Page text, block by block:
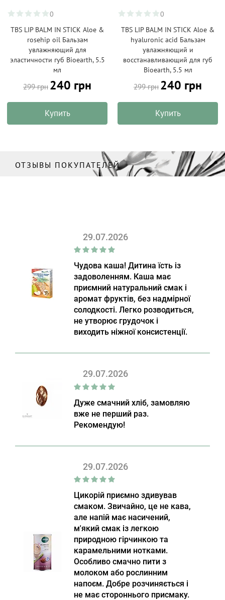
0
TBS LIP BALM IN STICK Aloe &
rosehip oil Бальзам
увлажняющий для
эластичности губ Bioearth, 5.5
мл
299 грн 240 грн
Купить
0
TBS LIP BALM IN STICK Aloe &
hyaluronic acid Бальзам
увлажняющий и
восстанавливающий для губ
Bioearth, 5.5 мл
299 грн 240 грн
Купить
ОТЗЫВЫ ПОКУПАТЕЛЕЙ
29.07.2026
Чудова каша! Дитина їсть із
задоволенням. Каша має
приємний натуральний смак і
аромат фруктів, без надмірної
солодкості. Легко розводиться,
не утворює грудочок і
виходить ніжної консистенції.
29.07.2026
Дуже смачний хліб, замовляю
вже не перший раз.
Рекомендую!
29.07.2026
Цикорій приємно здивував
смаком. Звичайно, це не кава,
але напій має насичений,
м'який смак із легкою
природною гірчинкою та
карамельними нотками.
Особливо смачно пити з
молоком або рослинним
напоєм. Добре розчиняється і
не має стороннього присмаку.